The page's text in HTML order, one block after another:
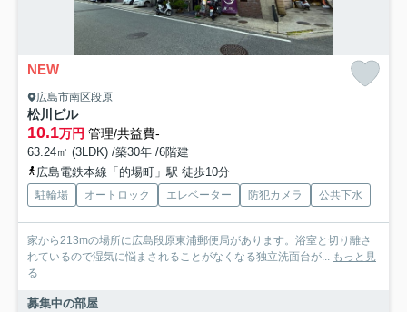
NEW
広島市南区段原
松川ビル
10.1万円 管理/共益費-
63.24㎡ (3LDK) /築30年 /6階建
広島電鉄本線「的場町」駅 徒歩10分
駐輪場 オートロック エレベーター 防犯カメラ 公共下水
家から213mの場所に広島段原東浦郵便局があります。浴室と切り離さ
れているので湿気に悩まされることがなくなる独立洗面台が... もっと見
る
募集中の部屋